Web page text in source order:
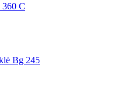
360 C
Bg 245